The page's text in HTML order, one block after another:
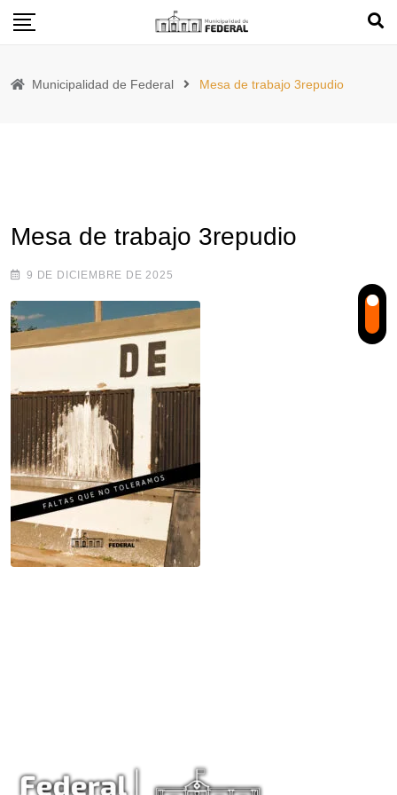
Skip
Municipalidad de Federal Mesa de trabajo 3repudio
Mesa de trabajo 3repudio
9 DE DICIEMBRE DE 2025